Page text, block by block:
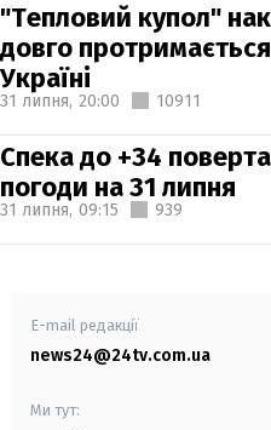
"Тепловий купол"
довго
Україні
31 липня, 20:00 10911
Спека до +34
погоди на 31 липня
31 липня, 09:15 939
E-mail редакції
news24@24tv.com.ua
Ми тут: